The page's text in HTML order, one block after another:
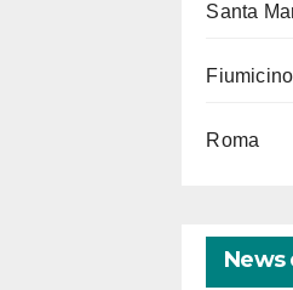
Santa
Fiumicino
Roma
News